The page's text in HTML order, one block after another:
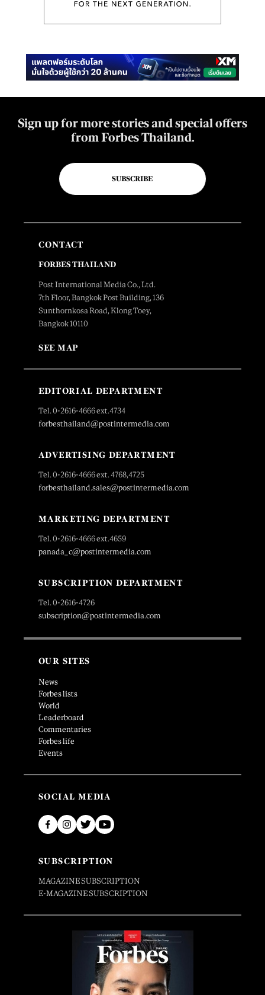
Sign up for more stories and special offers
from Forbes Thailand.
SUBSCRIBE
CONTACT
FORBES THAILAND
Post International Media Co., Ltd.
7th Floor, Bangkok Post Building, 136
Sunthornkosa Road, Klong Toey,
Bangkok 10110
SEE MAP
EDITORIAL DEPARTMENT
Tel. 0-2616-4666 ext.4734
forbesthailand@postintermedia.com
ADVERTISING DEPARTMENT
Tel. 0-2616-4666 ext. 4768,4725
forbesthailand.sales@postintermedia.com
MARKETING DEPARTMENT
Tel. 0-2616-4666 ext.4659
panada_c@postintermedia.com
SUBSCRIPTION DEPARTMENT
Tel. 0-2616-4726
subscription@postintermedia.com
OUR SITES
News
Forbes lists
World
Leaderboard
Commentaries
Forbes life
Events
SOCIAL MEDIA
SUBSCRIPTION
MAGAZINE SUBSCRIPTION
E-MAGAZINE SUBSCRIPTION